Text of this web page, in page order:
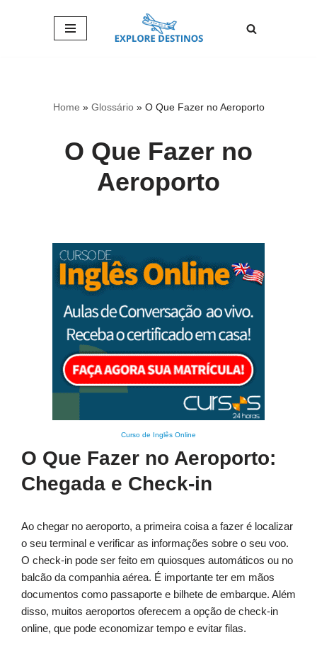
Home » Glossário» O Que Fazer no Aeroporto
O Que Fazer no
Aeroporto
Curso de Inglês Online
O Que Fazer no Aeroporto:
Chegada e Check-in
Ao chegar no aeroporto, a primeira coisa a fazer é localizar
o seu terminal e verificar as informações sobre o seu voo.
O check-in pode ser feito em quiosques automáticos ou no
balcão da companhia aérea. É importante ter em mãos
documentos como passaporte e bilhete de embarque. Além
disso, muitos aeroportos oferecem a opção de check-in
online, que pode economizar tempo e evitar filas.